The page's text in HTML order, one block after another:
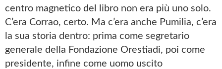
centro magnetico del libro non era più uno solo.
C’era Corrao, certo. Ma c’era anche Pumilia, c’era
la sua storia dentro: prima come segretario
generale della Fondazione Orestiadi, poi come
presidente, infine come uomo uscito